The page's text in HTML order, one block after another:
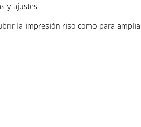
y ajustes.
la impresión riso como para